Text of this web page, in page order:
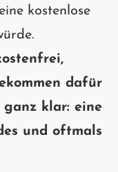
kostenlose
dafür
ganz klar: eine
und oftmals